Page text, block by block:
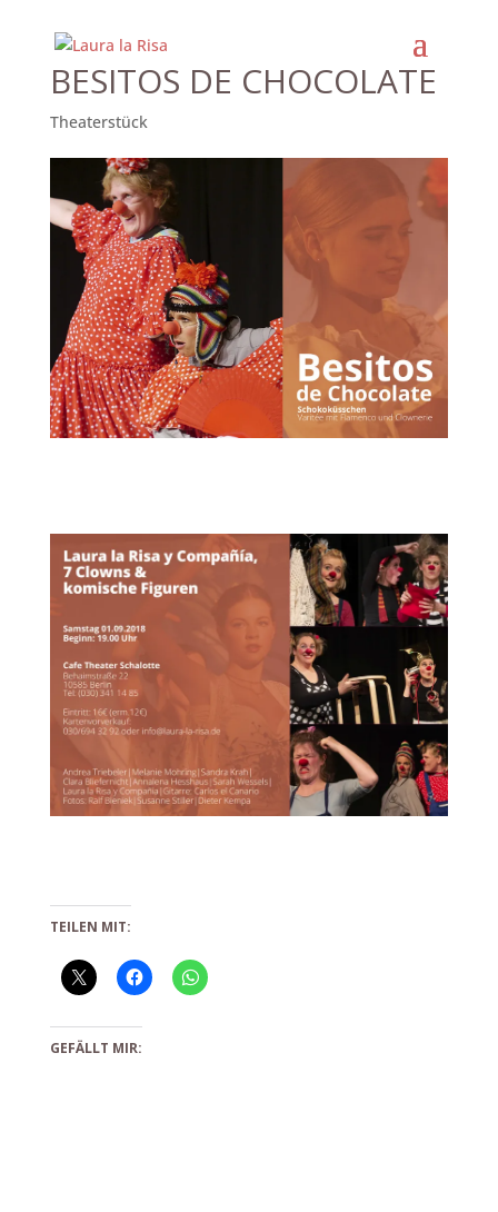
BESITOS DE CHOCOLATE
Theaterstück
TEILEN MIT:
GEFÄLLT MIR: